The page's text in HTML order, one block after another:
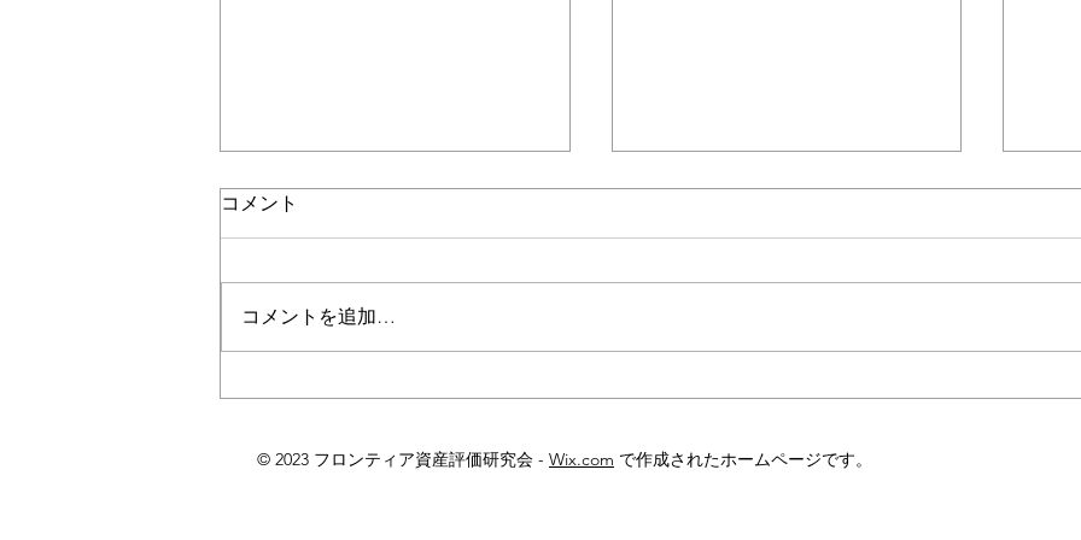
「も
コメント
コメントを追加…
© 2023 フロンティア資産評価研究会 - Wix.com で作成されたホームページです。